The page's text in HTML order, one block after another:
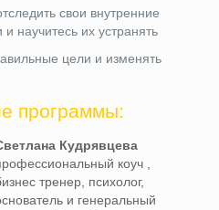
свои внутренние
научитесь их устранять
цели и изменять
программы:
Кудрявцева
коуч ,
тренер, психолог,
и генеральный